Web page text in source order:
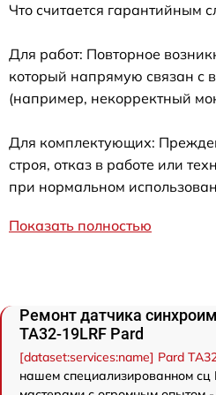
Что считается гарантийным
Для работ: Повторное
который напрямую связан с
(например, некорректный
Для комплектующих:
строя, отказ в работе или
при нормальном
Показать полностью
Ремонт датчика
TA32-19LRF Pard
[dataset:services:name] Pard
нашем специализированном сц